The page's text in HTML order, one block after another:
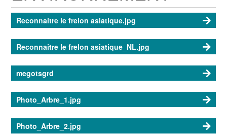
Reconnaitre le frelon asiatique.jpg
Reconnaitre le frelon asiatique_NL.jpg
megotsgrd
Photo_Arbre_1.jpg
Photo_Arbre_2.jpg